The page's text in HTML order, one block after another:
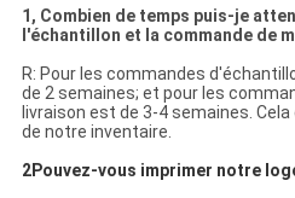
1, Combien de temps puis-je
l'échantillon et la commande de
R: Pour les commandes
de 2 semaines; et pour les
livraison est de 3-4 semaines.
de notre inventaire.
2Pouvez-vous imprimer notre